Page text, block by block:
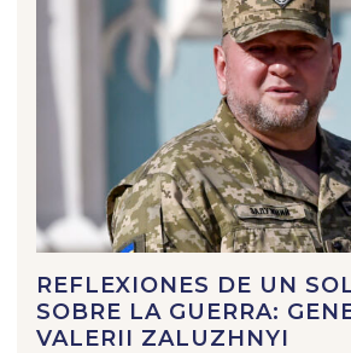
REFLEXIONES DE UN
SOBRE LA GUERRA:
VALERII ZALUZHNYI